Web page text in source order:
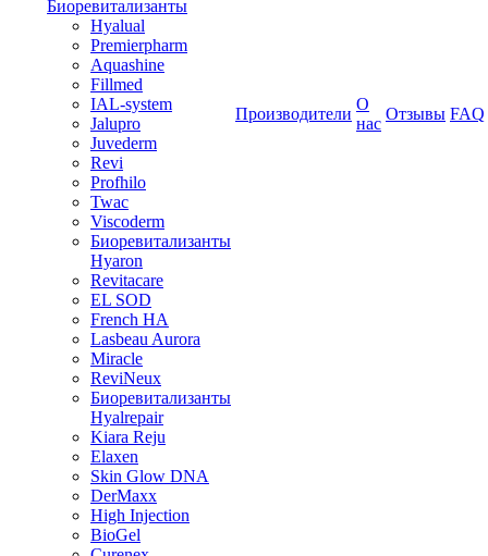
Биоревитализанты
Hyalual
Premierpharm
Aquashine
Fillmed
IAL-system
Jalupro
Juvederm
Revi
Profhilo
Twac
Viscoderm
Биоревитализанты
Hyaron
Revitacare
EL SOD
French HA
Lasbeau Aurora
Miracle
ReviNeux
Биоревитализанты
Hyalrepair
Kiara Reju
Elaxen
Skin Glow DNA
DerMaxx
High Injection
BioGel
Производители
О
нас
Отзывы FAQ